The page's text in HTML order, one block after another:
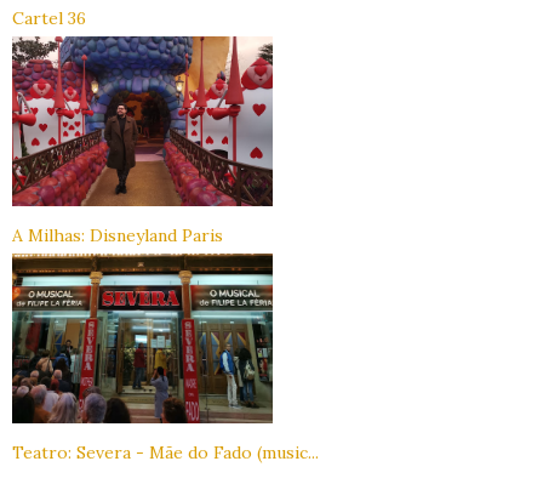
Cartel 36
A Milhas: Disneyland Paris
Teatro: Severa - Mãe do Fado (music...